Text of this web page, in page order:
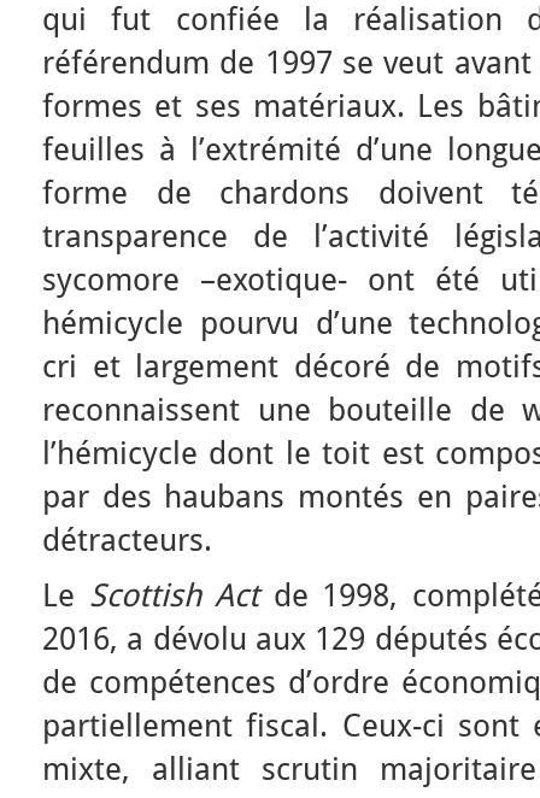
qui fut confiée la réalisation
référendum de 1997 se veut
formes et ses matériaux. Les
feuilles à l’extrémité d’une
forme de chardons doivent
transparence de l’activité
sycomore –exotique- ont été
hémicycle pourvu d’une
cri et largement décoré de
reconnaissent une bouteille de
l’hémicycle dont le toit est
par des haubans montés en
détracteurs.
Le Scottish Actde 1998,
2016, a dévolu aux 129 députés
de compétences d’ordre
partiellement fiscal. Ceux-ci sont
mixte, alliant scrutin